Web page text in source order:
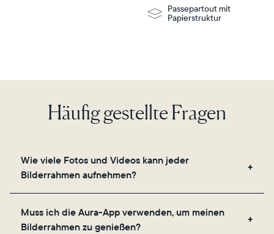
Häufig gestellte Fragen
Wie viele Fotos und Videos kann jeder
Bilderrahmen aufnehmen?
Speicher von Aura und ermöglichen es Ihnen, eine
Muss ich die Aura-App verwenden, um meinen
Bilderrahmen zu genießen?
Passepartout mit
Papierstruktur